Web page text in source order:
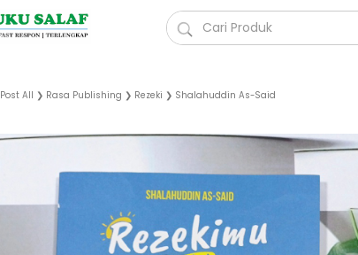
Post All ❯ Rasa Publishing ❯ Rezeki ❯ Shalahuddin As-Said